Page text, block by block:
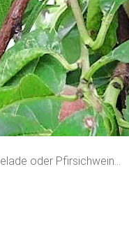
oder Pfirsichwein…